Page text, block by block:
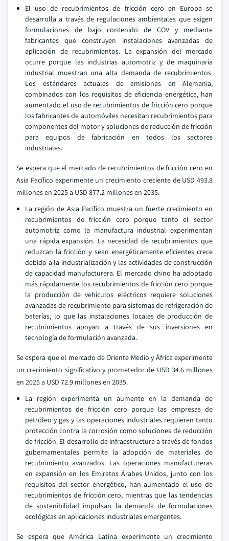
El uso de recubrimientos de fricción cero en Europa se
desarrolla a través de regulaciones ambientales que exigen
formulaciones de bajo contenido de COV y mediante
fabricantes que construyen instalaciones avanzadas de
aplicación de recubrimientos. La expansión del mercado
ocurre porque las industrias automotriz y de maquinaria
industrial muestran una alta demanda de recubrimientos.
Los estándares actuales de emisiones en Alemania,
combinados con los requisitos de eficiencia energética, han
aumentado el uso de recubrimientos de fricción cero porque
los fabricantes de automóviles necesitan recubrimientos para
componentes del motor y soluciones de reducción de fricción
para equipos de fabricación en todos los sectores
industriales.
Se espera que el mercado de recubrimientos de fricción cero en
Asia Pacífico experimente un crecimiento creciente de USD 493.8
millones en 2025 a USD 877.2 millones en 2035.
La región de Asia Pacífico muestra un fuerte crecimiento en
recubrimientos de fricción cero porque tanto el sector
automotriz como la manufactura industrial experimentan
una rápida expansión. La necesidad de recubrimientos que
reduzcan la fricción y sean energéticamente eficientes crece
debido a la industrialización y las actividades de construcción
de capacidad manufacturera. El mercado chino ha adoptado
más rápidamente los recubrimientos de fricción cero porque
la producción de vehículos eléctricos requiere soluciones
avanzadas de recubrimiento para sistemas de refrigeración de
baterías, lo que las instalaciones locales de producción de
recubrimientos apoyan a través de sus inversiones en
tecnología de formulación avanzada.
Se espera que el mercado de Oriente Medio y África experimente
un crecimiento significativo y prometedor de USD 34.6 millones
en 2025 a USD 72.9 millones en 2035.
La región experimenta un aumento en la demanda de
recubrimientos de fricción cero porque las empresas de
petróleo y gas y las operaciones industriales requieren tanto
protección contra la corrosión como soluciones de reducción
de fricción. El desarrollo de infraestructura a través de fondos
gubernamentales permite la adopción de materiales de
recubrimiento avanzados. Las operaciones manufactureras
en expansión en los Emiratos Árabes Unidos, junto con los
requisitos del sector energético, han aumentado el uso de
recubrimientos de fricción cero, mientras que las tendencias
de sostenibilidad impulsan la demanda de formulaciones
ecológicas en aplicaciones industriales emergentes.
Se espera que América Latina experimente un crecimiento